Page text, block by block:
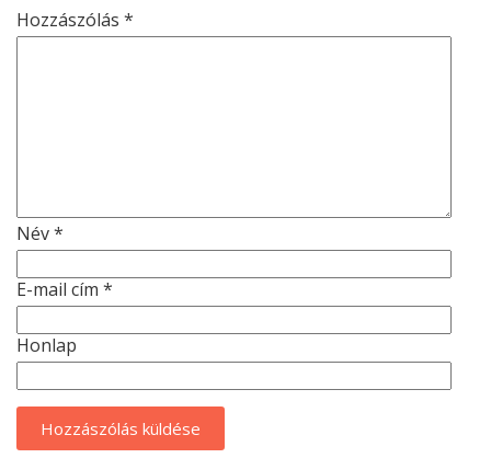
Hozzászólás *
Név*
E-mail cím *
Honlap